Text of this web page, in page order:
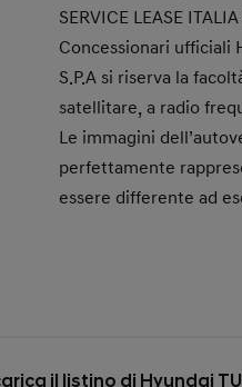
SERVICE LEASE
Concessionari ufficiali
S.P.A si riserva la
satellitare, a radio
Le immagini
perfettamente
essere differente ad
il listino di Hyundai